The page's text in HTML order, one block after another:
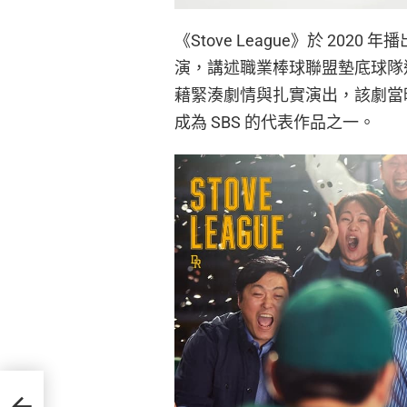
《Stove League》於 2020 年
演，講述職業棒球聯盟墊底球
藉緊湊劇情與扎實演出，該劇
成為 SBS 的代表作品之一。